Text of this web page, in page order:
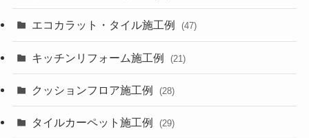
エコカラット・タイル施工例 (47)
キッチンリフォーム施工例 (21)
クッションフロア施工例 (28)
タイルカーペット施工例 (29)